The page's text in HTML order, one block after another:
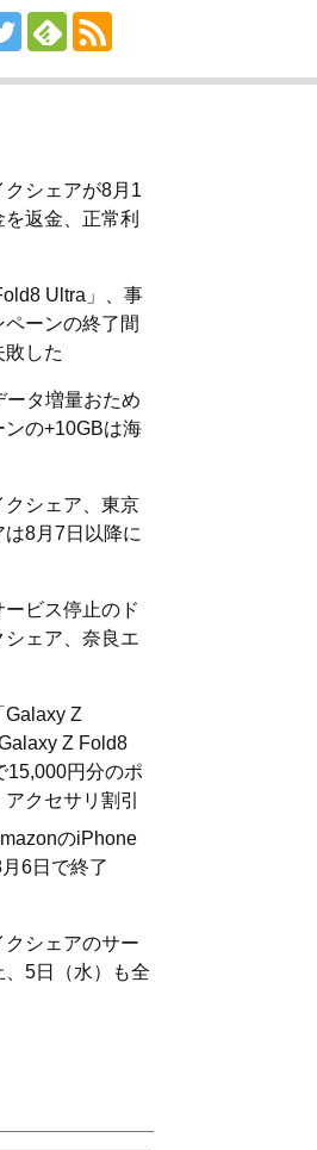
クシェアが8月1
を返金、正常利
Ultra」、事
ーンの終了間
敗した
ータ増量おため
ンの+10GBは海
クシェア、東京
8月7日以降に
ビス停止のド
シェア、奈良エ
Galaxy Z
Z Fold8
15,000円分のポ
クセサリ割引
のiPhone
6日で終了
クシェアのサー
、5日（水）も全